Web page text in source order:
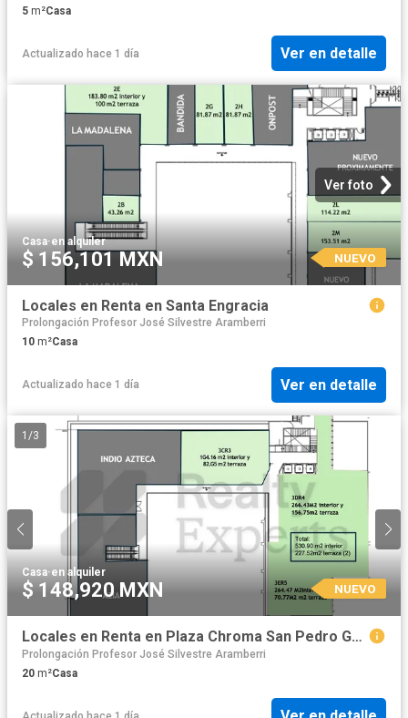
5 m²Casa
Actualizado hace 1 día Ver en detalle
Ver foto
Casa·en alquiler
$ 156,101 MXN NUEVO
Locales en Renta en Santa Engracia
Prolongación Profesor José Silvestre Aramberri
10 m²Casa
Actualizado hace 1 día Ver en detalle
1 /3
Casa·en alquiler
$ 148,920 MXN NUEVO
Locales en Renta en Plaza Chroma San Pedro Garza García
Prolongación Profesor José Silvestre Aramberri
20 m²Casa